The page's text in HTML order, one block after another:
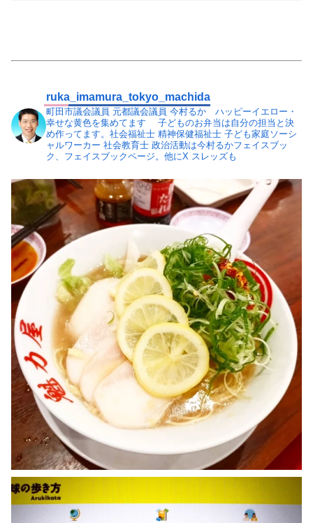
ruka_imamura_tokyo_machida
町田市議会議員 元都議会議員 今村るか ハッピーイエロー・
幸せな黄色を集めてます
子どものお弁当は自分の担当と決
め作ってます。社会福祉士 精神保健福祉士 子ども家庭ソーシ
ャルワーカー 社会教育士 政治活動は今村るかフェイスブッ
ク、フェイスブックページ。他にX スレッズも